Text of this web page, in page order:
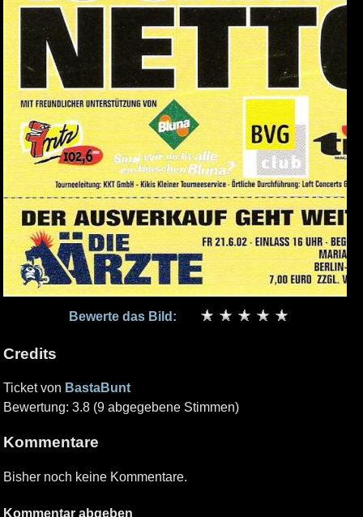
Bewerte das Bild:
Credits
Ticket von BastaBunt
Bewertung: 3.8 (9 abgegebene Stimmen)
Kommentare
Bisher noch keine Kommentare.
Kommentar abgeben